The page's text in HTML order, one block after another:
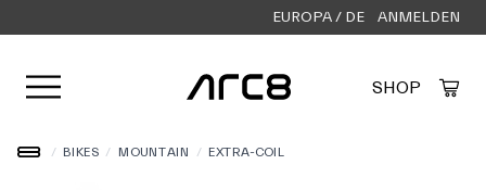
EUROPA / DE ANMELDEN
Menü öffnen SHOP
/ BIKES / MOUNTAIN / EXTRA-COIL